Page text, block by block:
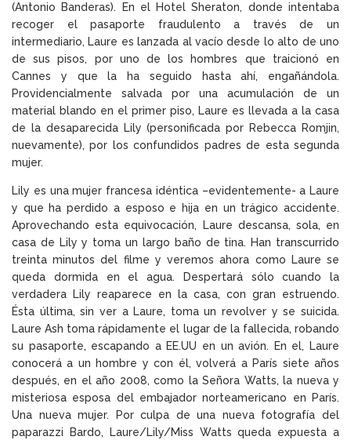
(Antonio Banderas). En el Hotel Sheraton, donde intentaba
recoger el pasaporte fraudulento a través de un
intermediario, Laure es lanzada al vacío desde lo alto de uno
de sus pisos, por uno de los hombres que traicionó en
Cannes y que la ha seguido hasta ahí, engañándola.
Providencialmente salvada por una acumulación de un
material blando en el primer piso, Laure es llevada a la casa
de la desaparecida Lily (personificada por Rebecca Romjin,
nuevamente), por los confundidos padres de esta segunda
mujer.
Lily es una mujer francesa idéntica –evidentemente- a Laure
y que ha perdido a esposo e hija en un trágico accidente.
Aprovechando esta equivocación, Laure descansa, sola, en
casa de Lily y toma un largo baño de tina. Han transcurrido
treinta minutos del filme y veremos ahora como Laure se
queda dormida en el agua. Despertará sólo cuando la
verdadera Lily reaparece en la casa, con gran estruendo.
Ésta última, sin ver a Laure, toma un revolver y se suicida.
Laure Ash toma rápidamente el lugar de la fallecida, robando
su pasaporte, escapando a EE.UU en un avión. En el, Laure
conocerá a un hombre y con él, volverá a París siete años
después, en el año 2008, como la Señora Watts, la nueva y
misteriosa esposa del embajador norteamericano en París.
Una nueva mujer. Por culpa de una nueva fotografía del
paparazzi Bardo, Laure/Lily/Miss Watts queda expuesta a